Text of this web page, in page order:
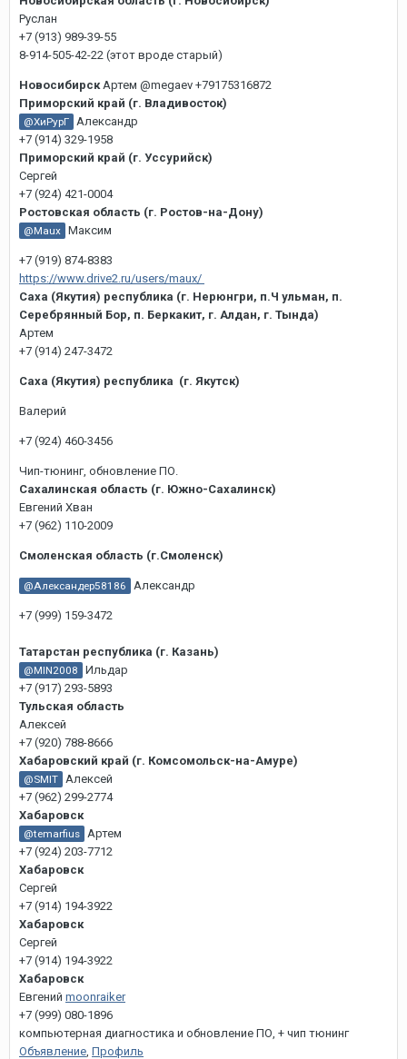
Руслан
+7 (913) 989-39-55
8-914-505-42-22 (этот вроде старый)
НовосибирскАртем @megaev +79175316872
Приморский край (г. Владивосток)
@ХиРурГ Александр
+7 (914) 329-1958
Приморский край (г. Уссурийск)
Сергей
+7 (924) 421-0004
Ростовская область (г. Ростов-на-Дону)
@Maux Максим
+7 (919) 874-8383
https://www.drive2.ru/users/maux/
Саха (Якутия) республика (г. Нерюнгри, п.Ч ульман, п.
Серебрянный Бор, п. Беркакит, г. Алдан, г. Тында)
Артем
+7 (914) 247-3472
Саха (Якутия) республика (г. Якутск)
Валерий
+7 (924) 460-3456
Чип-тюнинг, обновление ПО.
Сахалинская область (г. Южно-Сахалинск)
Евгений Хван
+7 (962) 110-2009
Смоленская область (г.Смоленск)
@Александер58186 Александр
+7 (999) 159-3472
Татарстан республика (г. Казань)
@MIN2008
Ильдар
+7 (917) 293-5893
Тульская область
Алексей
+7 (920) 788-8666
Хабаровский край (г. Комсомольск-на-Амуре)
@SMIT Алексей
+7 (962) 299-2774
Хабаровск
@temarfius Артем
+7 (924) 203-7712
Хабаровск
Сергей
+7 (914) 194-3922
Хабаровск
Сергей
+7 (914) 194-3922
Хабаровск
Евгений moonraiker
+7 (999) 080-1896
компьютерная диагностика и обновление ПО, + чип тюнинг
Объявление, Профиль